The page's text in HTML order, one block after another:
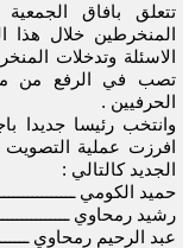
تتعلق بافاق
المنخرطين خلال هذا
الاسئلة وتدخلات
تصب في الرفع من
الحرفيين .
وانتخب رئيسا جديدا
افرزت عملية
الجديد كالتالي :
حميد الكومي
رشيد رمحاوي
عبد الرحيم رمحاوي